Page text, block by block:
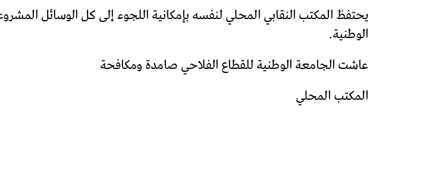
يحتفظ المكتب النقابي المحلي لنفسه بإمكانية اللجوء إلى كل الوسائل
الوطنية.
عاشت الجامعة الوطنية للقطاع الفلاحي صامدة ومكافحة
المكتب المحلي